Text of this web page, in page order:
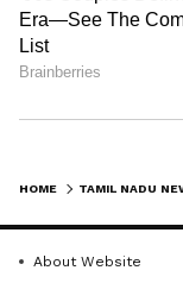
4
5
HOME TAMIL NADU
About Website